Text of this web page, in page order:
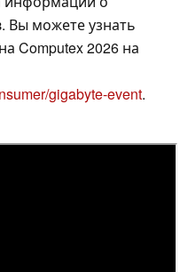
Вы можете узнать
Computex 2026 на
gigabyte-event.